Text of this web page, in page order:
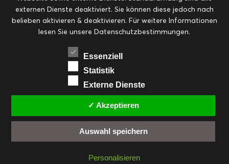
Desserts Kulinarik Kulinarische Mitbringsel &
Eingemachtes Ohne Kategorie Ostern Resteküche
RezepteSaisonalSliderStartseite
Suppen, Salate & Vorspeisen
Vorspeisen, Salate & Suppen
Weihnachten Workshops & Events
FACEBOOK PINTEREST
EMAIL
INSTAGRAM
externen Dienste deaktiviert. Sie können diese jedoch nach
belieben aktivieren & deaktivieren. Für weitere Informationen
lesen Sie unsere Datenschutzbestimmungen.
Essenziell
Statistik
Externe Dienste
✓ Akzeptieren
Auswahl speichern
Personalisieren